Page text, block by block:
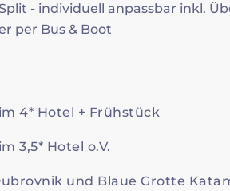
- individuell anpassbar inkl.
per Bus & Boot
4* Hotel + Frühstück
3,5* Hotel o.V.
und Blaue Grotte